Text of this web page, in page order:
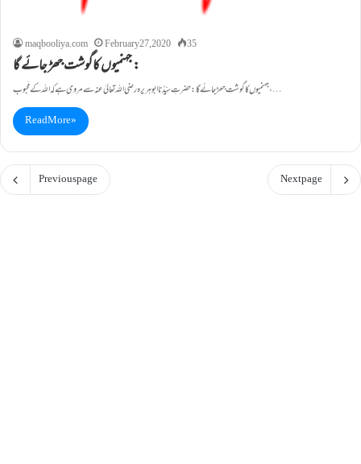
maqbooliya.com February 27, 2020 35
جہنمیوں کاگوشت جھڑ جائے گا :
جہنمیوں کاگوشت جھڑ جائے گا : حضرتِ سیِّدُنا ابوہریرہ رضی اللہ تعالیٰ عنہ سے مروی ہے کہ اللہ کے مَحبوب،…
Read More »
Previous page Next page